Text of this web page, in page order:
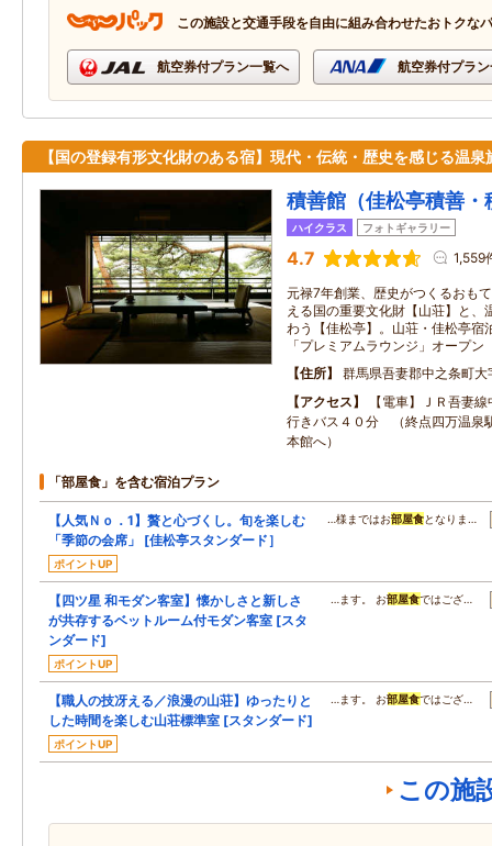
この施設と交通手段を自由に組み合わせたおトクな
航空券付プラン一覧へ 航空券付プラ
【国の登録有形文化財のある宿】現代・伝統・歴史を感じる温泉
積善館（佳松亭積善・
ハイクラス フォトギャラリー
4.7 1,559
元禄7年創業、歴史がつくるおも
える国の重要文化財【山荘】と、
わう【佳松亭】。山荘・佳松亭宿
「プレミアムラウンジ」オープン
住所
群馬県吾妻郡中之条町
アクセス
【電車】ＪＲ吾妻
行きバス４０分 （終点四万温泉
本館へ）
「部屋食」を含む宿泊プラン
【人気Ｎｏ．1】贅と心づくし。旬を楽しむ
「季節の会席」 [佳松亭スタンダード］
ポイントUP
…様まではお部屋食となりま…
【四ツ星 和モダン客室】懐かしさと新しさ
が共存するベットルーム付モダン客室 [スタ
ンダード]
ポイントUP
…ます。 お部屋食ではござ…
【職人の技冴える／浪漫の山荘】ゆったりと
した時間を楽しむ山荘標準室 [スタンダード]
ポイントUP
…ます。 お部屋食ではござ…
この施